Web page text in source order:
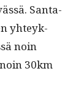
San­ta­
yhteyk­
noin
30km